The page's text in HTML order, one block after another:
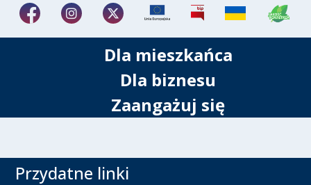
Dla mieszkańca
Dla biznesu
Zaangażuj się
Przydatne linki